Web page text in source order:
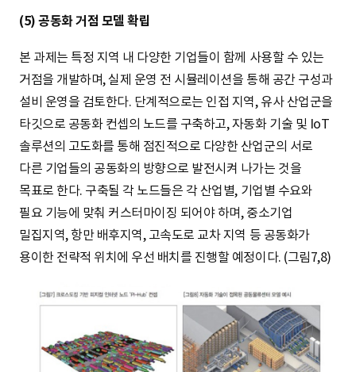
(5) 공동화 거점 모델 확립
본 과제는 특정 지역 내 다양한 기업들이 함께 사용할 수 있는
거점을 개발하며, 실제 운영 전 시뮬레이션을 통해 공간 구성과
설비 운영을 검토한다. 단계적으로는 인접 지역, 유사 산업군을
타깃으로 공동화 컨셉의 노드를 구축하고, 자동화 기술 및 IoT
솔루션의 고도화를 통해 점진적으로 다양한 산업군의 서로
다른 기업들의 공동화의 방향으로 발전시켜 나가는 것을
목표로 한다. 구축될 각 노드들은 각 산업별, 기업별 수요와
필요 기능에 맞춰 커스터마이징 되어야 하며, 중소기업
밀집지역, 항만 배후지역, 고속도로 교차 지역 등 공동화가
용이한 전략적 위치에 우선 배치를 진행할 예정이다. (그림7,8)